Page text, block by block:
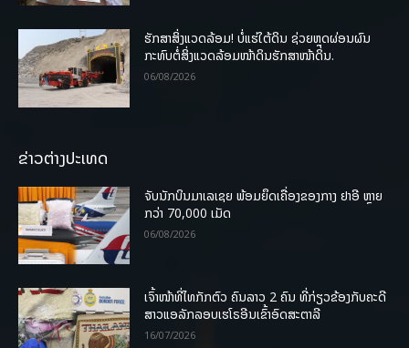
ຮັກສາສິ່ງແວດລ້ອມ! ບໍ່ແຮ່ໃຕ້ດິນ ຊ່ວຍຫຼຸດຜ່ອນຜົນ
ກະທົບຕໍ່ສິ່ງແວດລ້ອມໜ້າດິນຮັກສາໜ້າດິນ.
06/08/2026
ຂ່າວຕ່າງປະເທດ
ຈັບນັກບິນມາເລເຊຍ ພ້ອມຍຶດເຄື່ອງຂອງກາງ ຢາອີ ຫຼາຍ
ກວ່າ 70,000 ເມັດ
06/08/2026
ເຈົ້າໜ້າທີ່ໄທກັກຕົວ ຄົນລາວ 2 ຄົນ ທີ່ກ່ຽວຂ້ອງກັບຄະດີ
ສາວແອລັກລອບເຮໂຣອີນເຂົ້າອົດສະຕາລີ
16/07/2026